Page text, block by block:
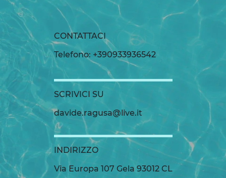
CONTATTACI
Telefono: +390933936542
SCRIVICI SU
davide.ragusa@live.it
INDIRIZZO
Via Europa 107 Gela 93012 CL